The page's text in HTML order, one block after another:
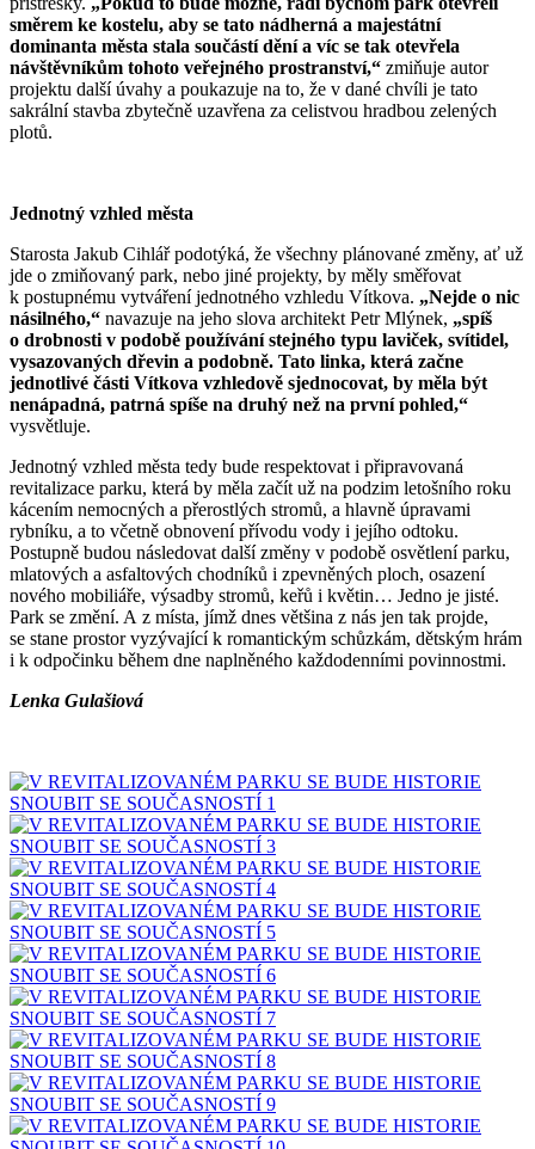
směrem ke kostelu, aby se tato nádherná a majestátní
dominanta města stala součástí dění a víc se tak otevřela
návštěvníkům tohoto veřejného prostranství,“ zmiňuje autor
projektu další úvahy a poukazuje na to, že v dané chvíli je tato
sakrální stavba zbytečně uzavřena za celistvou hradbou zelených
plotů.
Jednotný vzhled města
Starosta Jakub Cihlář podotýká, že všechny plánované změny, ať už
jde o zmiňovaný park, nebo jiné projekty, by měly směřovat
k postupnému vytváření jednotného vzhledu Vítkova. „Nejde o nic
násilného,“ navazuje na jeho slova architekt Petr Mlýnek, „spíš
o drobnosti v podobě používání stejného typu laviček, svítidel,
vysazovaných dřevin a podobně. Tato linka, která začne
jednotlivé části Vítkova vzhledově sjednocovat, by měla být
nenápadná, patrná spíše na druhý než na první pohled,“
vysvětluje.
Jednotný vzhled města tedy bude respektovat i připravovaná
revitalizace parku, která by měla začít už na podzim letošního roku
kácením nemocných a přerostlých stromů, a hlavně úpravami
rybníku, a to včetně obnovení přívodu vody i jejího odtoku.
Postupně budou následovat další změny v podobě osvětlení parku,
mlatových a asfaltových chodníků i zpevněných ploch, osazení
nového mobiliáře, výsadby stromů, keřů i květin… Jedno je jisté.
Park se změní. A z místa, jímž dnes většina z nás jen tak projde,
se stane prostor vyzývající k romantickým schůzkám, dětským hrám
i k odpočinku během dne naplněného každodenními povinnostmi.
Lenka Gulašiová